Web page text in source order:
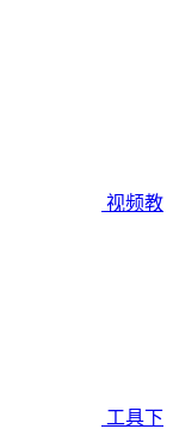
视频教
工具下